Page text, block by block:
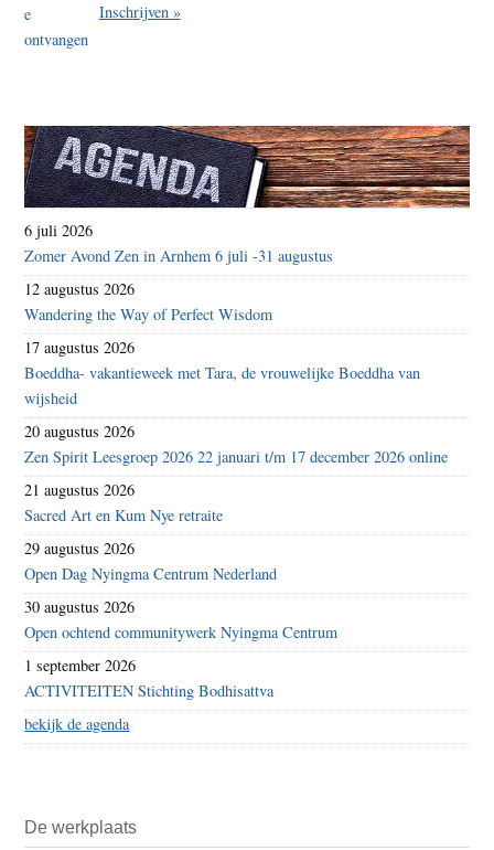
Inschrijven »
6 juli 2026
Zomer Avond Zen in Arnhem 6 juli -31 augustus
12 augustus 2026
Wandering the Way of Perfect Wisdom
17 augustus 2026
Boeddha- vakantieweek met Tara, de vrouwelijke Boeddha van
wijsheid
20 augustus 2026
Zen Spirit Leesgroep 2026 22 januari t/m 17 december 2026 online
21 augustus 2026
Sacred Art en Kum Nye retraite
29 augustus 2026
Open Dag Nyingma Centrum Nederland
30 augustus 2026
Open ochtend communitywerk Nyingma Centrum
1 september 2026
ACTIVITEITEN Stichting Bodhisattva
bekijk de agenda
De werkplaats